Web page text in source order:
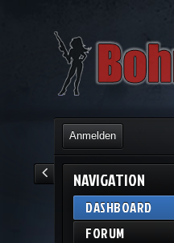
Anmelden
NAVIGATION
DASHBOARD
FORUM